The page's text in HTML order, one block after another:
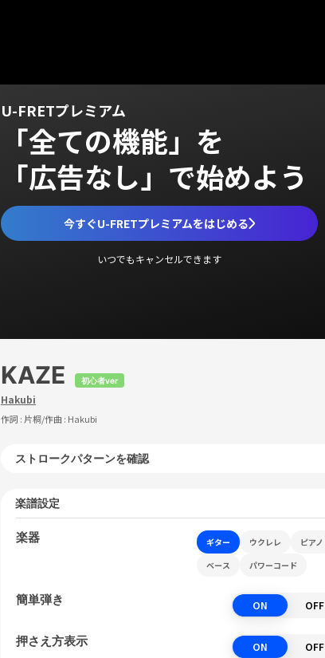
U-FRETプレミアム
「全ての機能」を
「広告なし」で始めよう
今すぐU-FRETプレミアムをはじめる
いつでもキャンセルできます
KAZE 初心者ver
Hakubi
作詞 : 片桐/作曲 : Hakubi
ストロークパターンを確認
楽譜設定
楽器 ギター ウクレレ
ピアノ
ベース
パワーコード
簡単弾き ON OFF
押さえ方表示 ON OFF